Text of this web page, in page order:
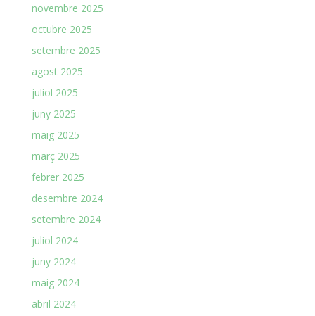
novembre 2025
octubre 2025
setembre 2025
agost 2025
juliol 2025
juny 2025
maig 2025
març 2025
febrer 2025
desembre 2024
setembre 2024
juliol 2024
juny 2024
maig 2024
abril 2024